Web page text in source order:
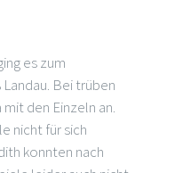
es zum
Bei trüben
den Einzeln an.
nicht für sich
konnten nach